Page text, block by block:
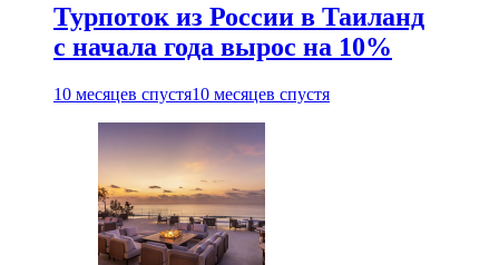
Турпоток из России в Таиланд
с начала года вырос на 10%
10 месяцев спустя10 месяцев спустя